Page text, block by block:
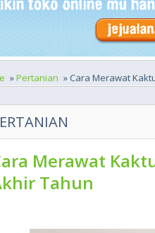
»Pertanian » Cara Merawat
Merawat
Tahun